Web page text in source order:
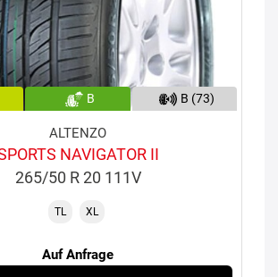
B B (73)
ALTENZO
NAVIGATOR II
265/50 R 20 111V
TL XL
Auf Anfrage